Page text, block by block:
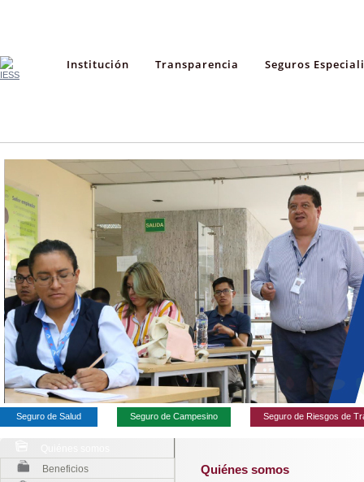
Institución Transparencia Seguros
Seguro de Salud Seguro de Campesino Seguro de Riesgos de
Beneficios
Quiénes somos